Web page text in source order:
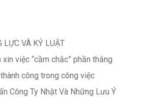
LỰC VÀ KỶ LUẬT
việc “cầm chắc” phần thắng
công trong công việc
Công Ty Nhật Và Những Lưu Ý